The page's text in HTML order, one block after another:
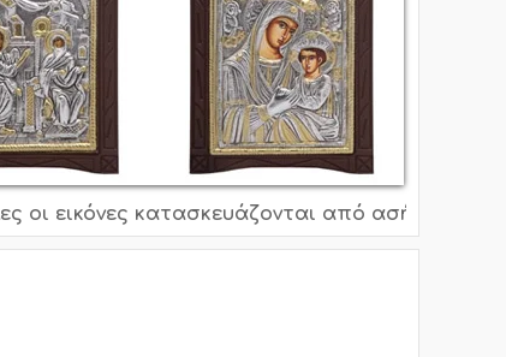
κατασκευάζονται από ασήμι 995o, 925o,